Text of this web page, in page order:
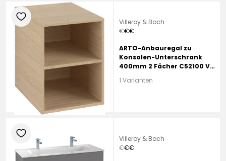
heart
Villeroy & Boch
€€€
ARTO-Anbauregal zu
Konsolen-Unterschrank
400mm 2 Fächer C52100 VJ
1 Varianten
heart
Villeroy & Boch
€€€